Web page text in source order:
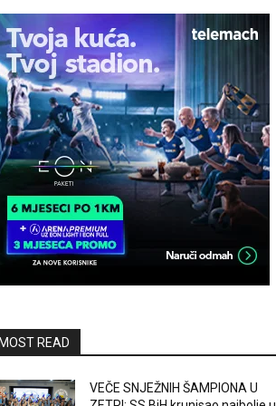
READ
VEČE SNJEŽNIH ŠAMPIONA U